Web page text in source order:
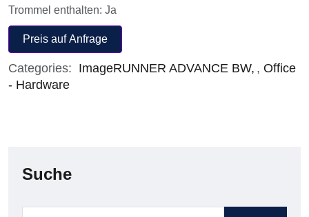
Trommel enthalten: Ja
Preis auf Anfrage
Categories: ImageRUNNER ADVANCE BW , Office
- Hardware
Suche